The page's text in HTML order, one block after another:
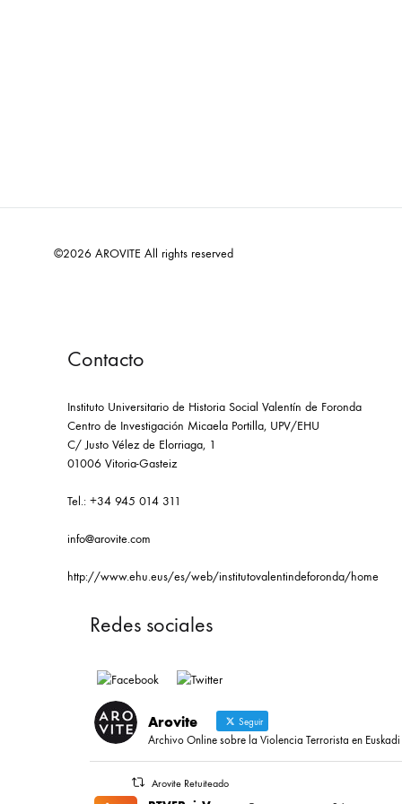
©2026 AROVITE All rights reserved
Contacto
Instituto Universitario de Historia Social Valentín de Foronda
Centro de Investigación Micaela Portilla, UPV/EHU
C/ Justo Vélez de Elorriaga, 1
01006 Vitoria-Gasteiz
Tel.: +34 945 014 311
info@arovite.com
http://www.ehu.eus/es/web/institutovalentindeforonda/home
Redes sociales
Arovite Seguir
Archivo Online sobre la Violencia Terrorista en Euskadi
Arovite Retuiteado